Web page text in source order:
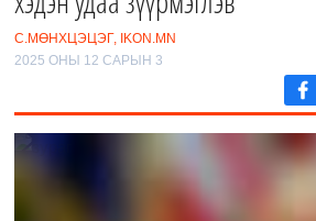
С.МӨНХЦЭЦЭГ, IKON.MN
2025 ОНЫ 12 САРЫН 3